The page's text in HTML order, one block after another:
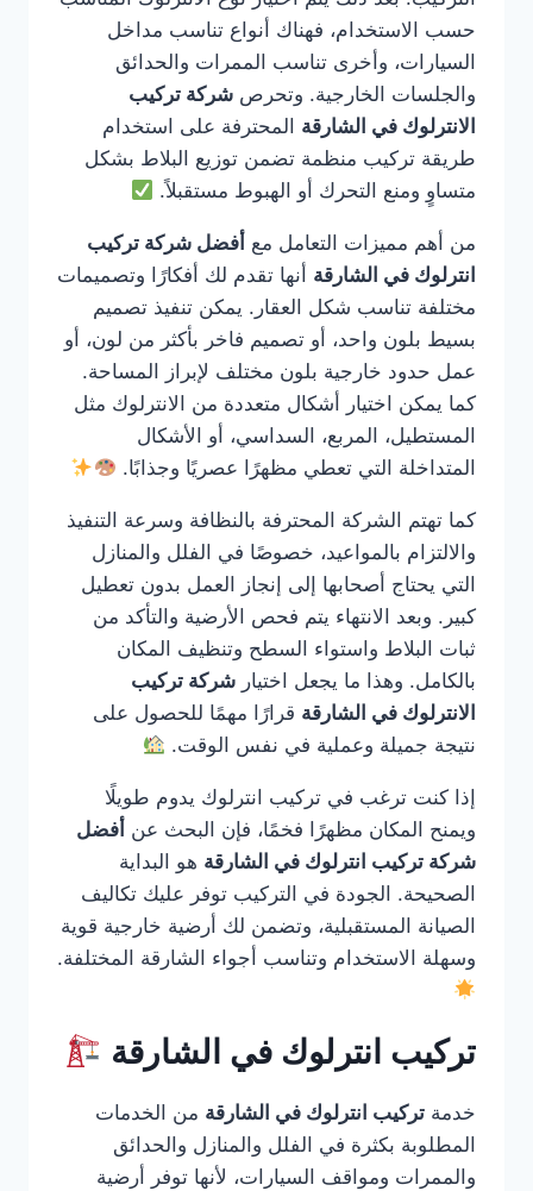
حسب الاستخدام، فهناك أنواع تناسب مداخل
السيارات، وأخرى تناسب الممرات والحدائق
والجلسات الخارجية. وتحرص شركة تركيب
الانترلوك في الشارقة المحترفة على استخدام
طريقة تركيب منظمة تضمن توزيع البلاط بشكل
متساوٍ ومنع التحرك أو الهبوط مستقبلاً.
من أهم مميزات التعامل مع أفضل شركة تركيب
انترلوك في الشارقة أنها تقدم لك أفكارًا وتصميمات
مختلفة تناسب شكل العقار. يمكن تنفيذ تصميم
بسيط بلون واحد، أو تصميم فاخر بأكثر من لون، أو
عمل حدود خارجية بلون مختلف لإبراز المساحة.
كما يمكن اختيار أشكال متعددة من الانترلوك مثل
المستطيل، المربع، السداسي، أو الأشكال
المتداخلة التي تعطي مظهرًا عصريًا وجذابًا.
كما تهتم الشركة المحترفة بالنظافة وسرعة التنفيذ
والالتزام بالمواعيد، خصوصًا في الفلل والمنازل
التي يحتاج أصحابها إلى إنجاز العمل بدون تعطيل
كبير. وبعد الانتهاء يتم فحص الأرضية والتأكد من
ثبات البلاط واستواء السطح وتنظيف المكان
بالكامل. وهذا ما يجعل اختيار شركة تركيب
الانترلوك في الشارقة قرارًا مهمًا للحصول على
نتيجة جميلة وعملية في نفس الوقت.
إذا كنت ترغب في تركيب انترلوك يدوم طويلًا
ويمنح المكان مظهرًا فخمًا، فإن البحث عن أفضل
شركة تركيب انترلوك في الشارقة هو البداية
الصحيحة. الجودة في التركيب توفر عليك تكاليف
الصيانة المستقبلية، وتضمن لك أرضية خارجية قوية
وسهلة الاستخدام وتناسب أجواء الشارقة المختلفة.
تركيب انترلوك في الشارقة
خدمة تركيب انترلوك في الشارقة من الخدمات
المطلوبة بكثرة في الفلل والمنازل والحدائق
والممرات ومواقف السيارات، لأنها توفر أرضية